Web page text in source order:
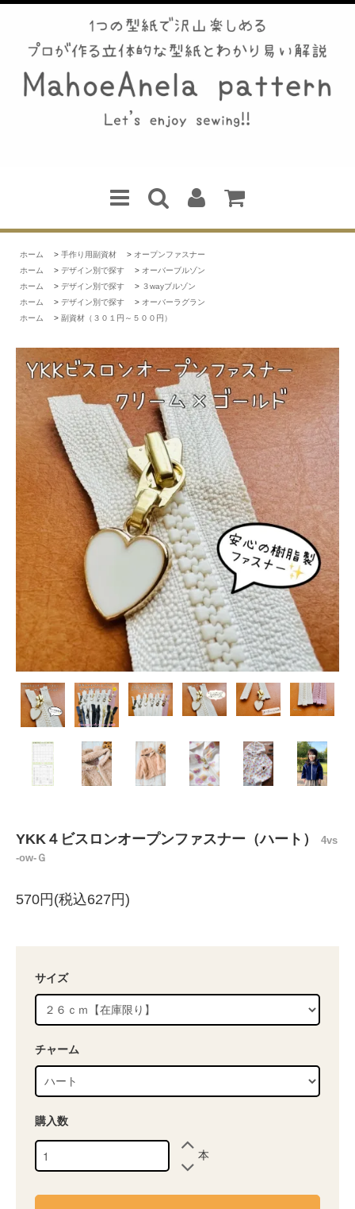
ホーム > 手作り用副資材 > オープンファスナー
ホーム
> デザイン別で探す > オーバーブルゾン
ホーム
> デザイン別で探す > ３wayブルゾン
ホーム
> デザイン別で探す > オーバーラグラン
ホーム
> 副資材（３０１円～５００円）
YKK４ビスロンオープンファスナー（ハート）
4vs
-ow-Ｇ
570円(税込627円)
サイズ
チャーム
購入数
本